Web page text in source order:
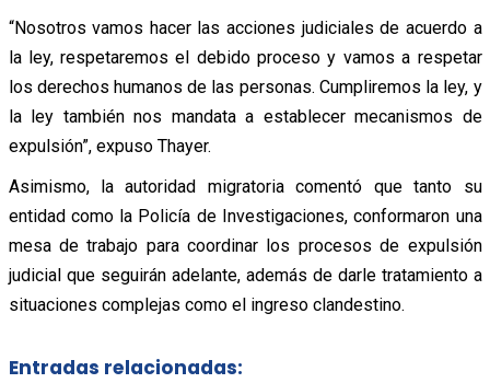
“Nosotros vamos hacer las acciones judiciales de acuerdo a
la ley, respetaremos el debido proceso y vamos a respetar
los derechos humanos de las personas. Cumpliremos la ley, y
la ley también nos mandata a establecer mecanismos de
expulsión”, expuso Thayer.
Asimismo, la autoridad migratoria comentó que tanto su
entidad como la Policía de Investigaciones, conformaron una
mesa de trabajo para coordinar los procesos de expulsión
judicial que seguirán adelante, además de darle tratamiento a
situaciones complejas como el ingreso clandestino.
Entradas relacionadas: